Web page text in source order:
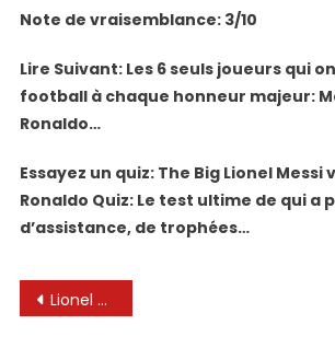
Note de vraisemblance: 3/10
Lire Suivant: Les 6 seuls joueurs qui
football à chaque honneur majeur:
Ronaldo…
Essayez un quiz: The Big Lionel Messi
Ronaldo Quiz: Le test ultime de qui a
d’assistance, de trophées…
Navigation
Lionel Messi a des fils qui cherchent cinq étoiles avec un seul dans Prem | Football | Sport